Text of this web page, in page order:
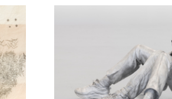
présente une
A fleur de